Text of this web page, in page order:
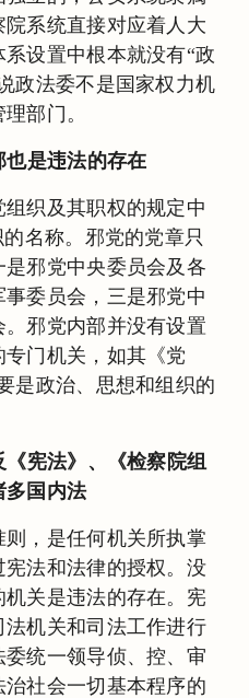
系统直接对应着人大
设置中根本就没有“政
政法委不是国家权力机
部门。
也是违法的存在
织及其职权的规定中
名称。邪党的党章只
邪党中央委员会及各
委员会，三是邪党中
邪党内部并没有设置
门机关，如其《党
是政治、思想和组织的
宪法》、《检察院组
多国内法
，是任何机关所执掌
法和法律的授权。没
关是违法的存在。宪
机关和司法工作进行
统一领导侦、控、审
社会一切基本程序的